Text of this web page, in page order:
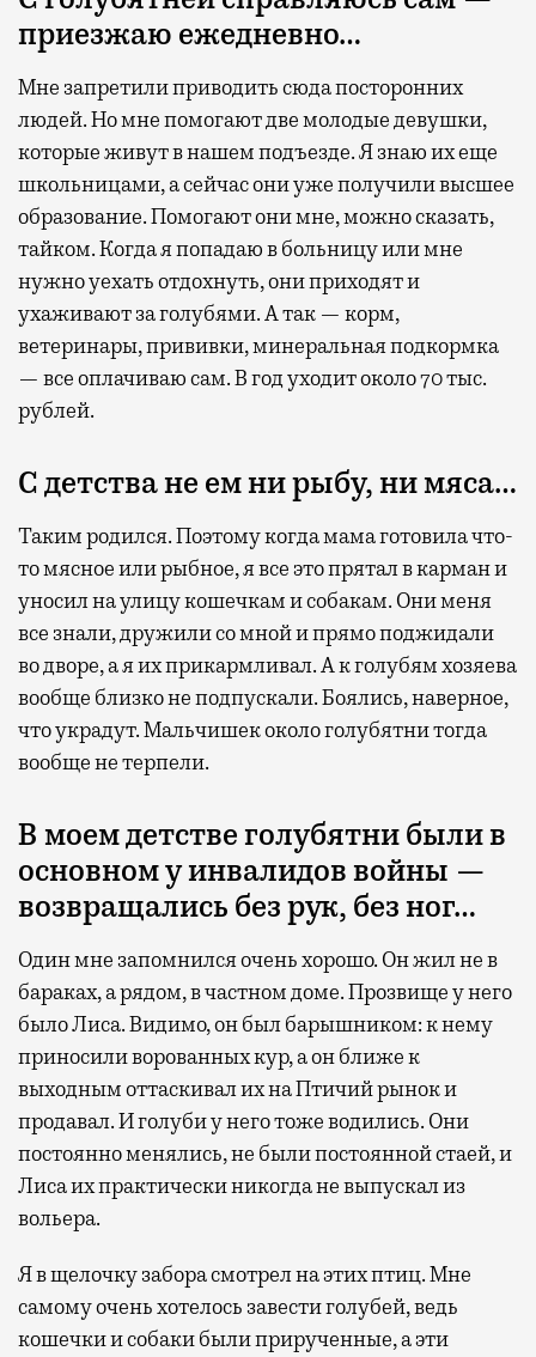
приезжаю ежедневно…
Мне запретили приводить сюда посторонних
людей. Но мне помогают две молодые девушки,
которые живут в нашем подъезде. Я знаю их еще
школьницами, а сейчас они уже получили высшее
образование. Помогают они мне, можно сказать,
тайком. Когда я попадаю в больницу или мне
нужно уехать отдохнуть, они приходят и
ухаживают за голубями. А так — корм,
ветеринары, прививки, минеральная подкормка
— все оплачиваю сам. В год уходит около 70 тыс.
рублей.
С детства не ем ни рыбу, ни мяса…
Таким родился. Поэтому когда мама готовила что-
то мясное или рыбное, я все это прятал в карман и
уносил на улицу кошечкам и собакам. Они меня
все знали, дружили со мной и прямо поджидали
во дворе, а я их прикармливал. А к голубям хозяева
вообще близко не подпускали. Боялись, наверное,
что украдут. Мальчишек около голубятни тогда
вообще не терпели.
В моем детстве голубятни были в
основном у инвалидов войны —
возвращались без рук, без ног…
Один мне запомнился очень хорошо. Он жил не в
бараках, а рядом, в частном доме. Прозвище у него
было Лиса. Видимо, он был барышником: к нему
приносили ворованных кур, а он ближе к
выходным оттаскивал их на Птичий рынок и
продавал. И голуби у него тоже водились. Они
постоянно менялись, не были постоянной стаей, и
Лиса их практически никогда не выпускал из
вольера.
Я в щелочку забора смотрел на этих птиц. Мне
самому очень хотелось завести голубей, ведь
кошечки и собаки были прирученные, а эти